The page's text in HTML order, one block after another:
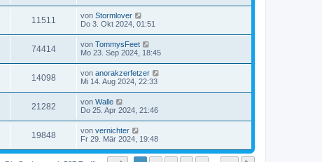
11511 von Stormlover
Do 3. Okt 2024, 01:51
74414 von TommysFeet
Mo 23. Sep 2024, 18:45
14098 von anorakzerfetzer
Mi 14. Aug 2024, 22:33
21282 von Walle
Do 25. Apr 2024, 21:46
19848 von vernichter
Fr 29. Mär 2024, 19:48